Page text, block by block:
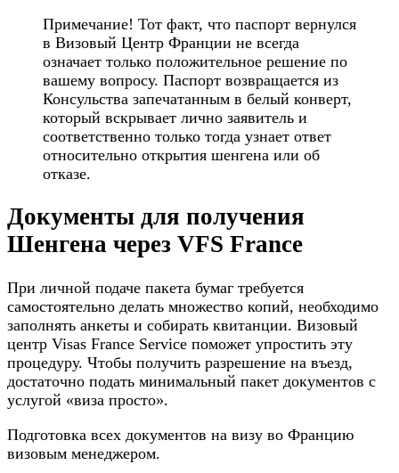
Примечание! Тот факт, что паспорт вернулся
в Визовый Центр Франции не всегда
означает только положительное решение по
вашему вопросу. Паспорт возвращается из
Консульства запечатанным в белый конверт,
который вскрывает лично заявитель и
соответственно только тогда узнает ответ
относительно открытия шенгена или об
отказе.
Документы для получения
Шенгена через VFS France
При личной подаче пакета бумаг требуется
самостоятельно делать множество копий, необходимо
заполнять анкеты и собирать квитанции. Визовый
центр Visas France Service поможет упростить эту
процедуру. Чтобы получить разрешение на въезд,
достаточно подать минимальный пакет документов с
услугой «виза просто».
Подготовка всех документов на визу во Францию
визовым менеджером.